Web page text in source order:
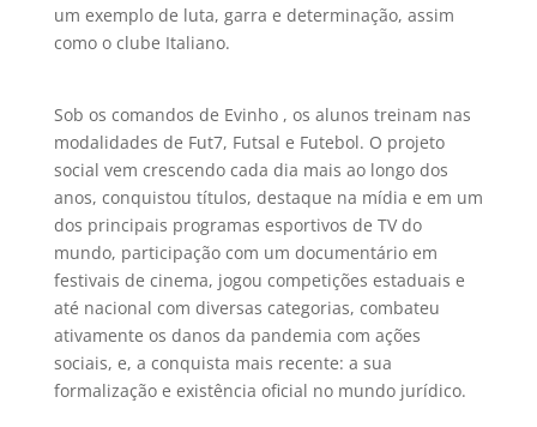
um exemplo de luta, garra e determinação, assim
como o clube Italiano.
Sob os comandos de Evinho , os alunos treinam nas
modalidades de Fut7, Futsal e Futebol. O projeto
social vem crescendo cada dia mais ao longo dos
anos, conquistou títulos, destaque na mídia e em um
dos principais programas esportivos de TV do
mundo, participação com um documentário em
festivais de cinema, jogou competições estaduais e
até nacional com diversas categorias, combateu
ativamente os danos da pandemia com ações
sociais, e, a conquista mais recente: a sua
formalização e existência oficial no mundo jurídico.